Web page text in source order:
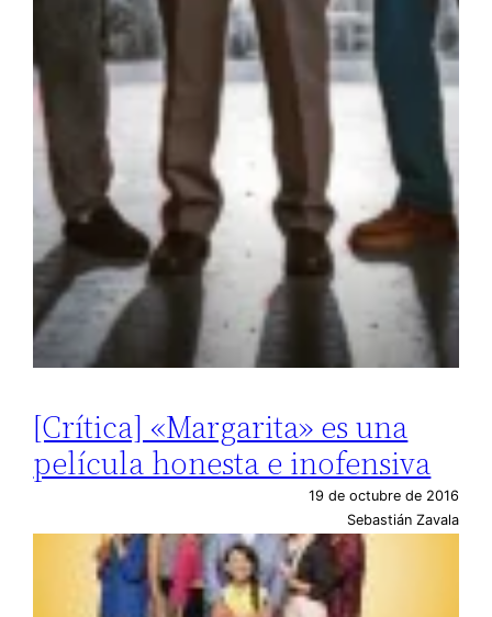
[Crítica] «Margarita» es una
película honesta e inofensiva
19 de octubre de 2016
Sebastián Zavala